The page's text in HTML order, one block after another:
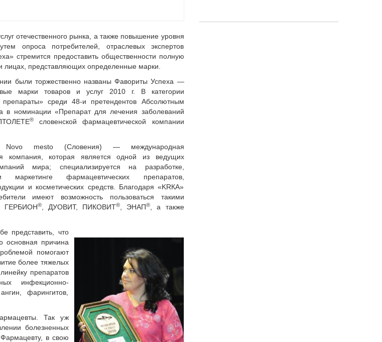
отечественного рынка, а также повышение уровня
опроса потребителей, отраслевых экспертов
стремится предоставить общественности полную
лицах, представляющих определенные марки.
были торжественно названы Фавориты Успеха —
марки товаров и услуг 2010 г. В категории
препараты» среди 48-и претендентов Абсолютным
в номинации «Препарат для лечения заболеваний
®
словенской фармацевтической компании
mesto (Словения) — международная
компания, которая является одной из ведущих
мира; специализируется на разработке,
маркетинге фармацевтических препаратов,
и косметических средств. Благодаря «KRКА»
имеют возможность пользоваться такими
ГЕРБИОН® , ДУОВИТ, ПИКОВИТ® , ЭНАП®
, а также
представить, что
основная причина
помогают
более тяжелых
препаратов
инфекционно-
фарингитов,
Так уж
болезненных
в свою